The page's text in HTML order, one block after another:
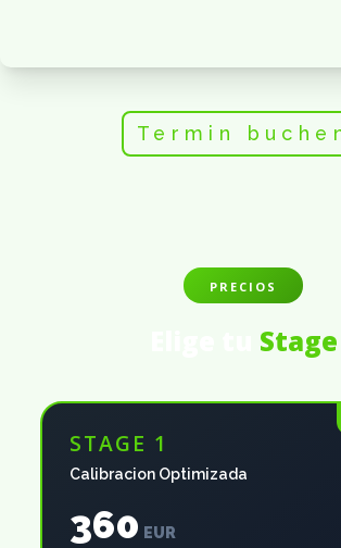
Termin
PRECIOS
Stage
STAGE 1
Calibracion Optimizada
360 EUR